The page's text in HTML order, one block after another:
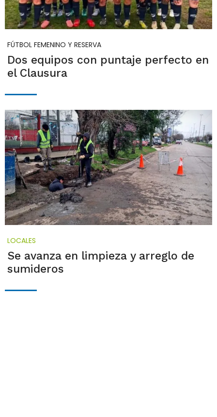
FÚTBOL FEMENINO Y RESERVA
Dos equipos con puntaje perfecto en
el Clausura
LOCALES
Se avanza en limpieza y arreglo de
sumideros